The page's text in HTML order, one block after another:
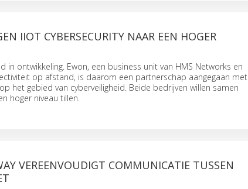
IIOT CYBERSECURITY NAAR EEN HOGER
in ontwikkeling. Ewon, een business unit van HMS Networks en
op afstand, is daarom een partnerschap aangegaan met
het gebied van cyberveiligheid. Beide bedrijven willen samen
hoger niveau tillen.
VEREENVOUDIGT COMMUNICATIE TUSSEN